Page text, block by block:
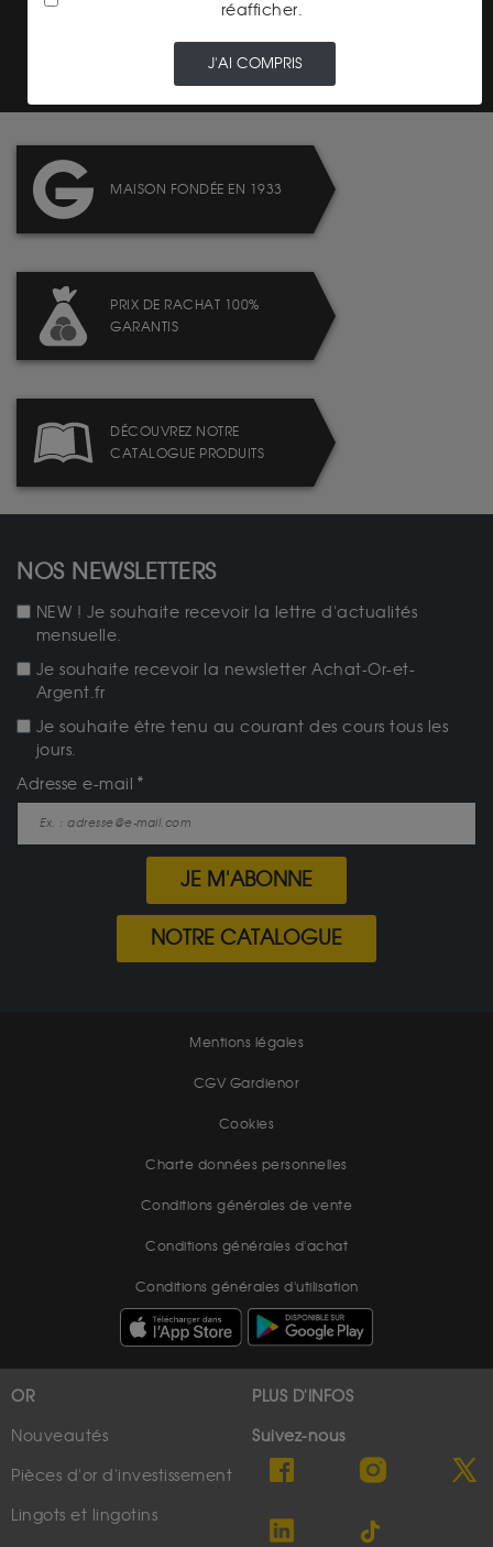
TRANSPARENCE DES
MAISON FONDÉE EN 1933
PRIX DE RACHAT 100%
GARANTIS
DÉCOUVREZ NOTRE
CATALOGUE PRODUITS
NOS NEWSLETTERS
NEW ! Je souhaite recevoir la lettre d'actualités
mensuelle.
Je souhaite recevoir la newsletter Achat-Or-et-
Argent.fr
Je souhaite être tenu au courant des cours tous les
jours.
Adresse e-mail
JE M'ABONNE
NOTRE CATALOGUE
Mentions légales
CGV Gardienor
Cookies
Charte données personnelles
Conditions générales de vente
Conditions générales d'achat
Conditions générales d'utilisation
OR
Nouveautés
Pièces d'or d'investissement
Lingots et lingotins
PLUS D'INFOS
Suivez-nous
réafficher.
J'AI COMPRIS